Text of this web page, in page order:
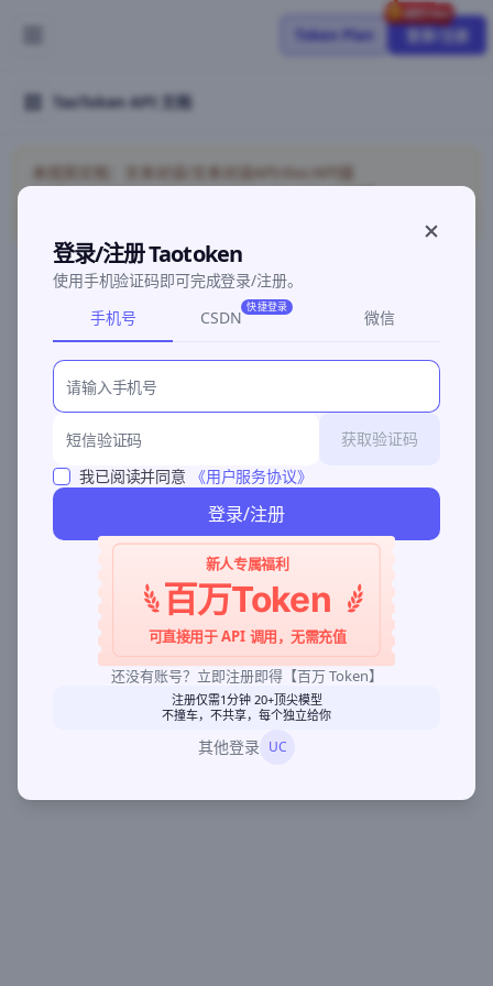
Token Plan 登录/注册
TaoToken API 文档
未找到文档：文本对话/文本对话API/doc/API接
©2026 深圳灵明智码科技有限公司粤ICP备2026096960号-3
登录/注册 Taotoken
使用手机验证码即可完成登录/注册。
手机号
CSDN
快捷登录
微信
获取验证码
我已阅读并同意
《用户服务协议》
登录/注册
新人专属福利
百万Token
可直接用于 API 调用，无需充值
还没有账号？立即注册即得【百万 Token】
注册仅需1分钟 20+顶尖模型
不撞车，不共享，每个独立给你
其他登录 UC